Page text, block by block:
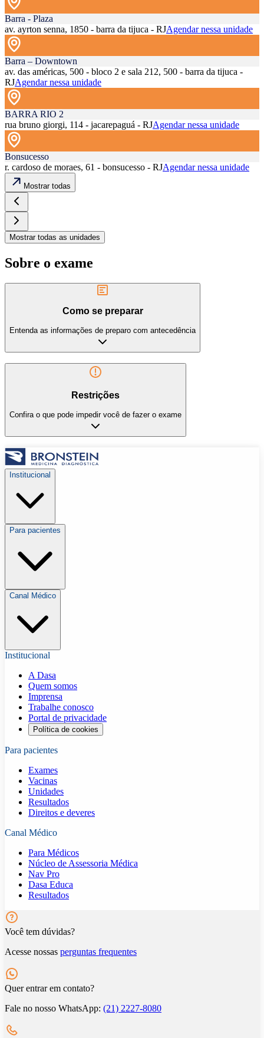
Barra - Plaza
av. ayrton senna, 1850 - barra da tijuca - RJAgendar nessa unidade
Barra – Downtown
av. das américas, 500 - bloco 2 e sala 212, 500 - barra da tijuca -
RJAgendar nessa unidade
BARRA RIO 2
rua bruno giorgi, 114 - jacarepaguá - RJAgendar nessa unidade
Bonsucesso
r. cardoso de moraes, 61 - bonsucesso - RJAgendar nessa unidade
Mostrar todas
Mostrar todas as unidades
Sobre o exame
Como se preparar
Entenda as informações de preparo com antecedência
Restrições
Confira o que pode impedir você de fazer o exame
Institucional
Para pacientes
Canal Médico
Institucional
A Dasa
Quem somos
Imprensa
Trabalhe conosco
Portal de privacidade
Política de cookies
Para pacientes
Exames
Vacinas
Unidades
Resultados
Direitos e deveres
Canal Médico
Para Médicos
Núcleo de Assessoria Médica
Nav Pro
Dasa Educa
Resultados
Você tem dúvidas?
Acesse nossas perguntas frequentes
Quer entrar em contato?
Fale no nosso WhatsApp: (21) 2227-8080